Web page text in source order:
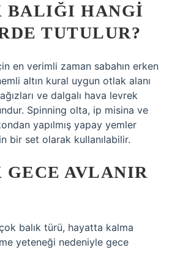
BALIĞI HANGI
TUTULUR?
en verimli zaman sabahın erken
altın kural uygun otlak alanı
ve dalgalı hava levrek
Spinning olta, ip misina ve
yapılmış yapay yemler
bir set olarak kullanılabilir.
AVLANIR
balık türü, hayatta kalma
yeteneği nedeniyle gece